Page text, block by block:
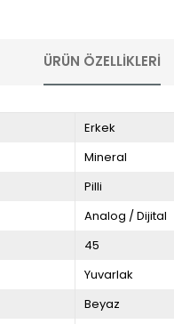
ÜRÜN ÖZELLIKLERI
Erkek
Mineral
Pilli
Analog / Dijital
45
Yuvarlak
Beyaz